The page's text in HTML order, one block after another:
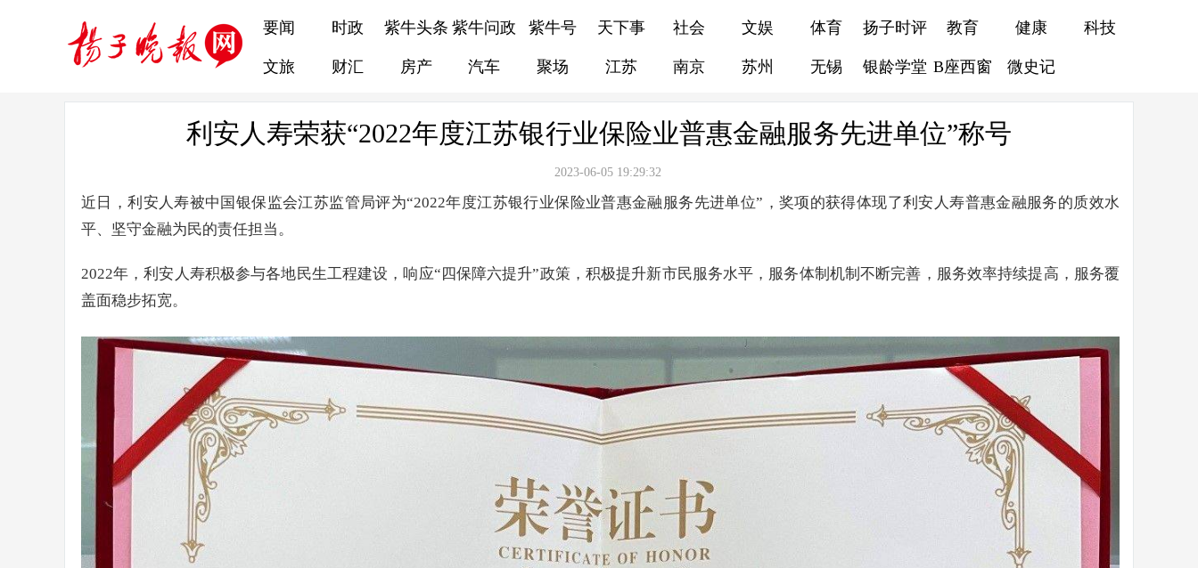
要闻 时政 紫牛头条 紫牛问政 紫牛号 天下事 社会 文娱 体育 扬子时评 教育 健康 科技
文旅 财汇 房产 汽车 聚场 江苏 南京 苏州 无锡 银龄学堂 B座西窗 微史记
利安人寿荣获“2022年度江苏银行业保险业普惠金融服务先进单位”称号
2023-06-05 19:29:32
近日，利安人寿被中国银保监会江苏监管局评为“2022年度江苏银行业保险业普惠金融服务先进单位”，奖项的获得体现了利安人寿普惠金融服务的质效水
平、坚守金融为民的责任担当。
2022年，利安人寿积极参与各地民生工程建设，响应“四保障六提升”政策，积极提升新市民服务水平，服务体制机制不断完善，服务效率持续提高，服务覆
盖面稳步拓宽。